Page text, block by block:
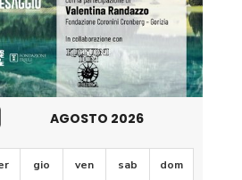
AGOSTO 2026
gio ven sab
dom